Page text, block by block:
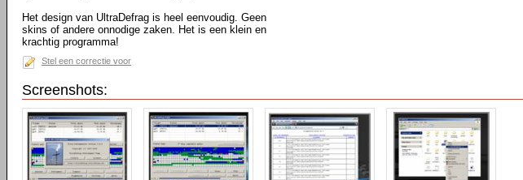
Het design van UltraDefrag is heel eenvoudig. Geen
skins of andere onnodige zaken. Het is een klein en
krachtig programma!
Stel een correctie voor
Screenshots: